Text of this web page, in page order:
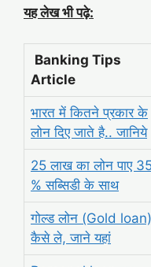
यह लेख भी पढ़े:
Banking Tips
Article
भारत में कितने प्रकार के
लोन दिए जाते है.. जानिये
25 लाख का लोन पाए
% सब्सिडी के साथ
गोल्ड लोन (Gold loan)
कैसे ले, जाने यहां